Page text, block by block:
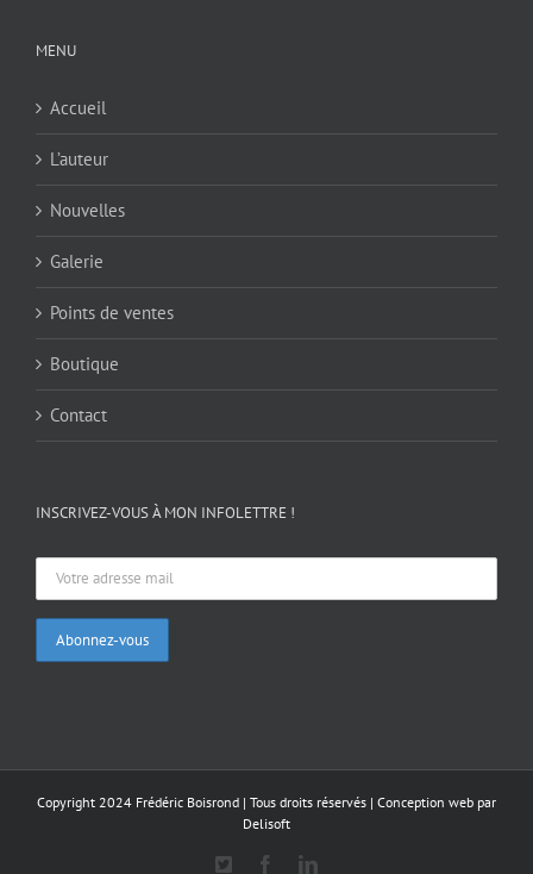
MENU
Accueil
L’auteur
Nouvelles
Galerie
Points de ventes
Boutique
Contact
INSCRIVEZ-VOUS À MON INFOLETTRE !
Copyright 2024 Frédéric Boisrond | Tous droits réservés | Conception web par
Delisoft
FacebookLinkedIn